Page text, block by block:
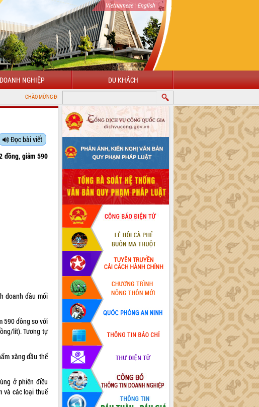
Vietnamese| English
NGHIỆP DU KHÁCH
MỪNG ĐẾN VỚI CỔNG THÔNG TIN ĐIỆN TỬ TỈNH ĐẮK LẮK
Đọc bài viết
đồng, giảm 590
doanh đầu mối
590 đồng so với
lít). Tương tự
xăng dầu thế
ở phiên điều
và các loại thuế